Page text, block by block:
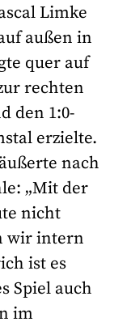
Limke
außen in
quer auf
rechten
den 1:0-
erzielte.
nach
„Mit der
nicht
wir intern
ist es
Spiel auch
im